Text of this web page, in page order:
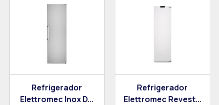
Refrigerador
Elettromec Inox D...
Refrigerador
Elettromec Revest...